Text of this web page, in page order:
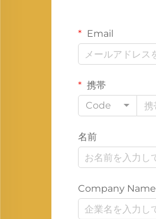
Email
携帯
Code
名前
Company Name